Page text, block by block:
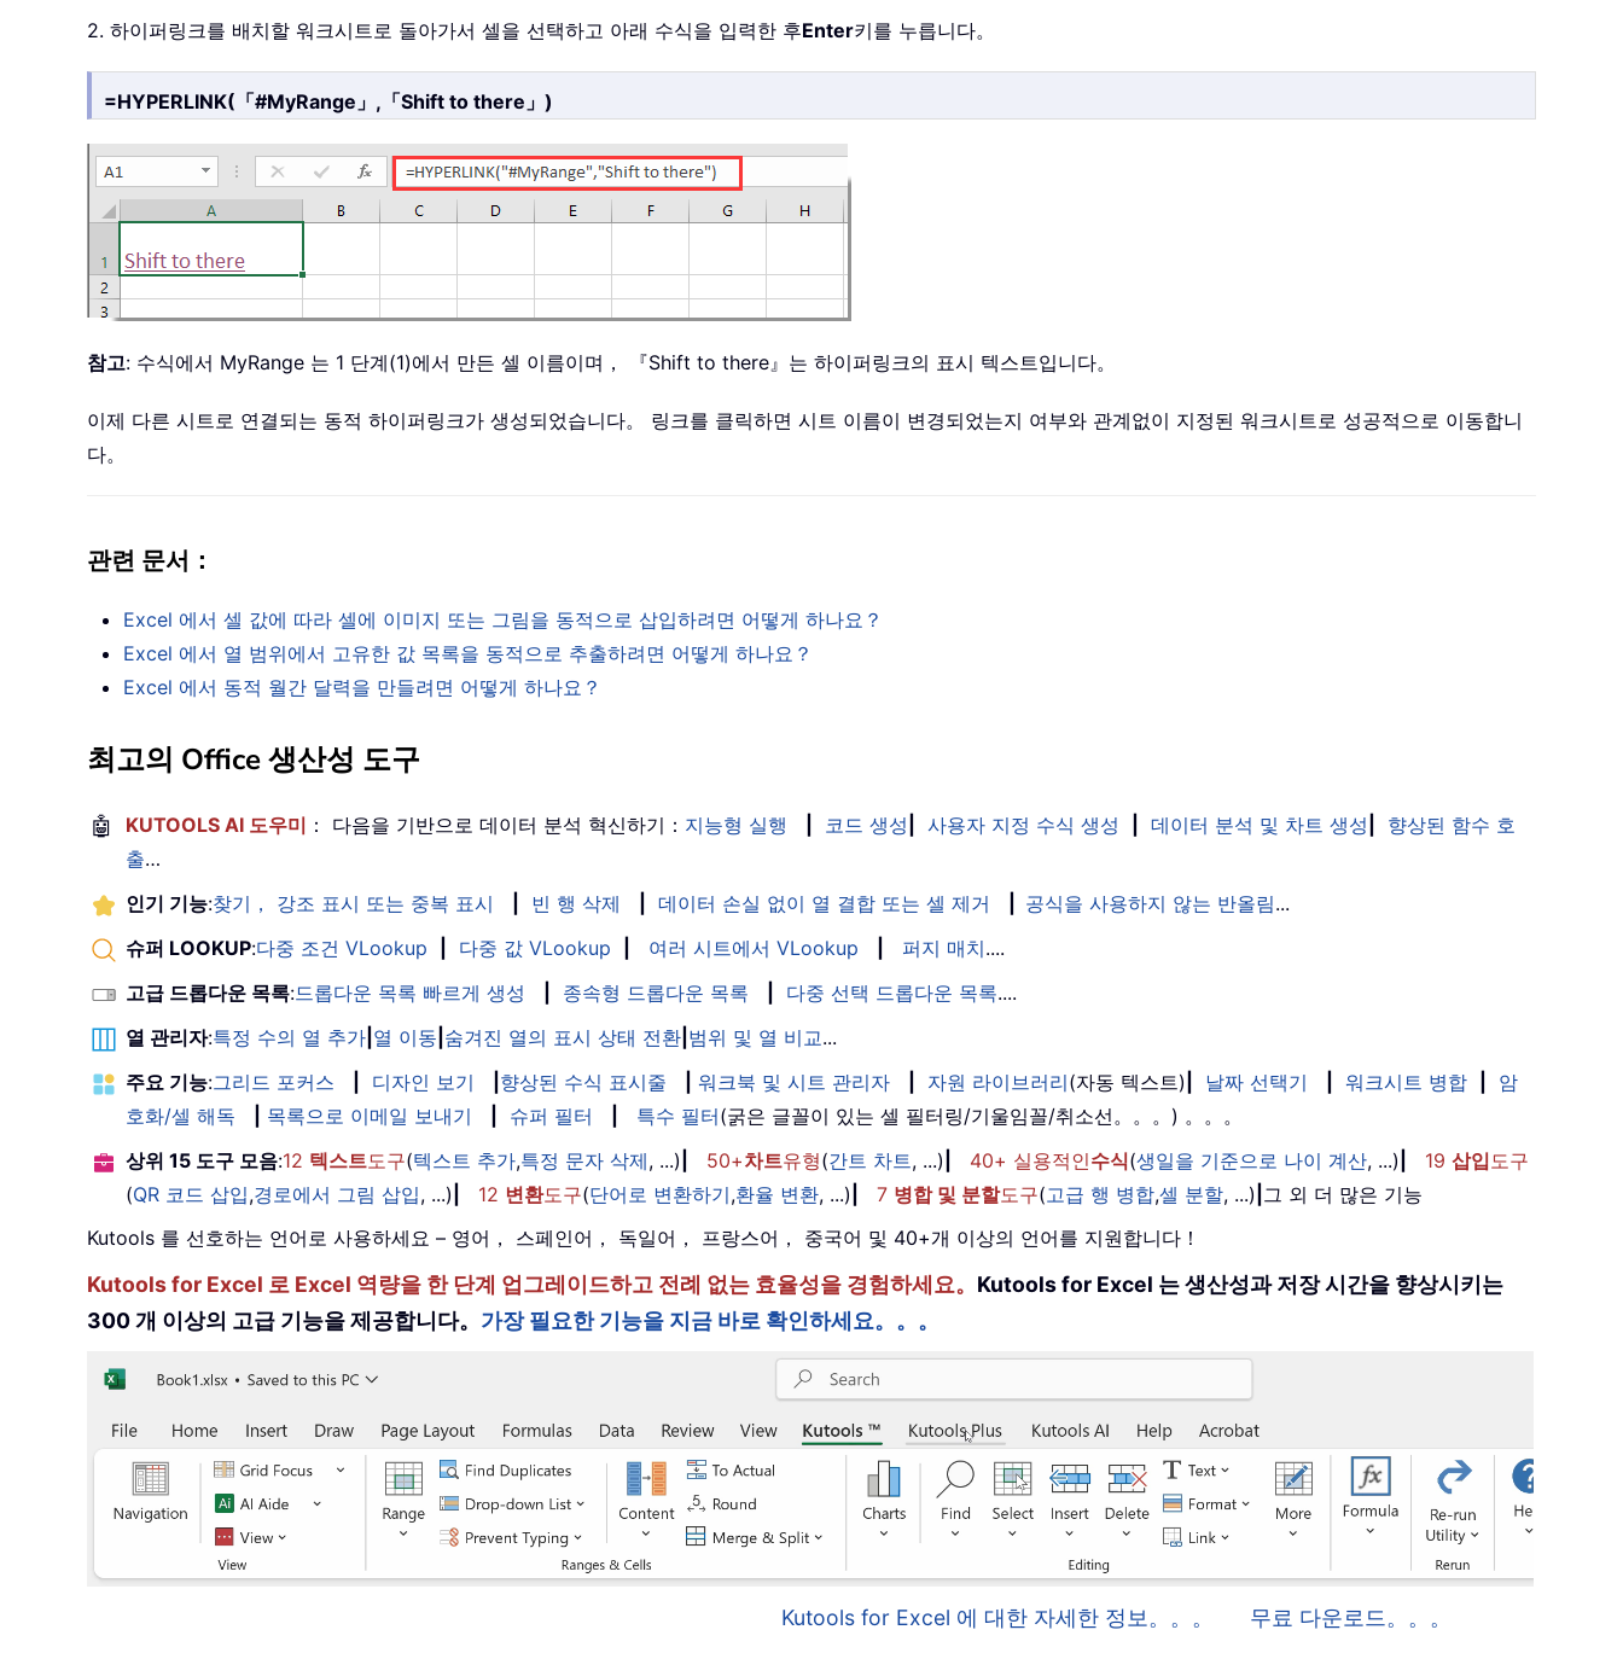
2. 하이퍼링크를 배치할 워크시트로 돌아가서 셀을 선택하고 아래 수식을 입력한 후Enter키를 누릅니다。
=HYPERLINK(「#MyRange」,「Shift to there」)
참고: 수식에서 MyRange 는 1 단계(1)에서 만든 셀 이름이며， 『Shift to there』는 하이퍼링크의 표시 텍스트입니다。
이제 다른 시트로 연결되는 동적 하이퍼링크가 생성되었습니다。 링크를 클릭하면 시트 이름이 변경되었는지 여부와 관계없이 지정된 워크시트로 성공적으로 이동합니
다。
관련 문서：
Excel 에서 셀 값에 따라 셀에 이미지 또는 그림을 동적으로 삽입하려면 어떻게 하나요？
Excel 에서 열 범위에서 고유한 값 목록을 동적으로 추출하려면 어떻게 하나요？
Excel 에서 동적 월간 달력을 만들려면 어떻게 하나요？
최고의 Office 생산성 도구
🤖 KUTOOLS AI 도우미 ： 다음을 기반으로 데이터 분석 혁신하기： 지능형 실행 코드 생성 사용자 지정 수식 생성 데이터 분석 및 차트 생성
향상된 함수 호
출…
인기 기능:찾기， 강조 표시 또는 중복 표시 빈 행 삭제 데이터 손실 없이 열 결합 또는 셀 제거 공식을 사용하지 않는 반올림...
슈퍼 LOOKUP:다중 조건 VLookup 다중 값 VLookup 여러 시트에서 VLookup 퍼지 매치....
고급 드롭다운 목록:드롭다운 목록 빠르게 생성 종속형 드롭다운 목록 다중 선택 드롭다운 목록....
열 관리자:특정 수의 열 추가 열 이동 숨겨진 열의 표시 상태 전환 범위 및 열 비교...
주요 기능:그리드 포커스 디자인 보기 향상된 수식 표시줄 워크북 및 시트 관리자 자원 라이브러리(자동 텍스트) 날짜 선택기 워크시트 병합
암
호화/셀 해독
목록으로 이메일 보내기 슈퍼 필터 특수 필터(굵은 글꼴이 있는 셀 필터링/기울임꼴/취소선。。。) 。。。
상위 15 도구 모음:12 텍스트도구(텍스트 추가,특정 문자 삭제, ...) 50+차트유형(간트 차트, ...) 40+ 실용적인수식(생일을 기준으로 나이 계산, ...) 19 삽입도구
(QR 코드 삽입,경로에서 그림 삽입, ...) 12 변환도구(단어로 변환하기,환율 변환, ...) 7 병합 및 분할도구(고급 행 병합,셀 분할, ...) 그 외 더 많은 기능
Kutools 를 선호하는 언어로 사용하세요 – 영어， 스페인어， 독일어， 프랑스어， 중국어 및 40+개 이상의 언어를 지원합니다！
Kutools for Excel 로 Excel 역량을 한 단계 업그레이드하고 전례 없는 효율성을 경험하세요。 Kutools for Excel 는 생산성과 저장 시간을 향상시키는
300 개 이상의 고급 기능을 제공합니다。 가장 필요한 기능을 지금 바로 확인하세요。。。
Kutools for Excel 에 대한 자세한 정보。。。 무료 다운로드。。。